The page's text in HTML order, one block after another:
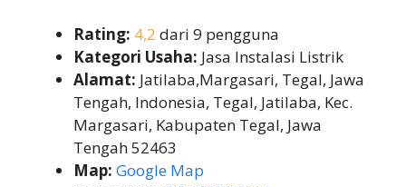
Rating: 4,2 dari 9 pengguna
Kategori Usaha: Jasa Instalasi Listrik
Alamat: Jatilaba,Margasari, Tegal, Jawa
Tengah, Indonesia, Tegal, Jatilaba, Kec.
Margasari, Kabupaten Tegal, Jawa
Tengah 52463
Map: Google Map